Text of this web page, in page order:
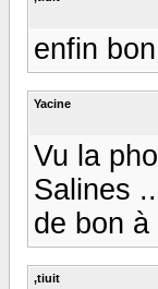
enfin
Yacine
Vu la
Salines
de bon
,tiuit